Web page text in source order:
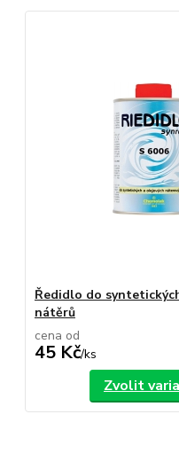
Ředidlo do
nátěrů
cena od
45 Kč/ks
Zvolit